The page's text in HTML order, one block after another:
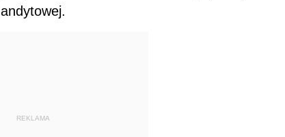
REKLAMA